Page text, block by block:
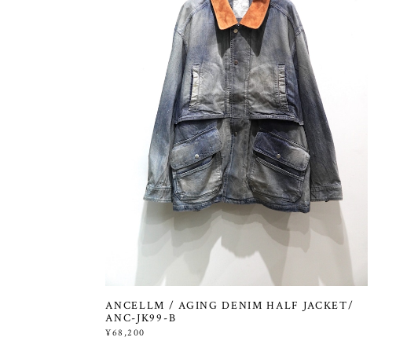
ANCELLM / AGING DENIM HALF JACKET/
ANC-JK99-B
¥68,200